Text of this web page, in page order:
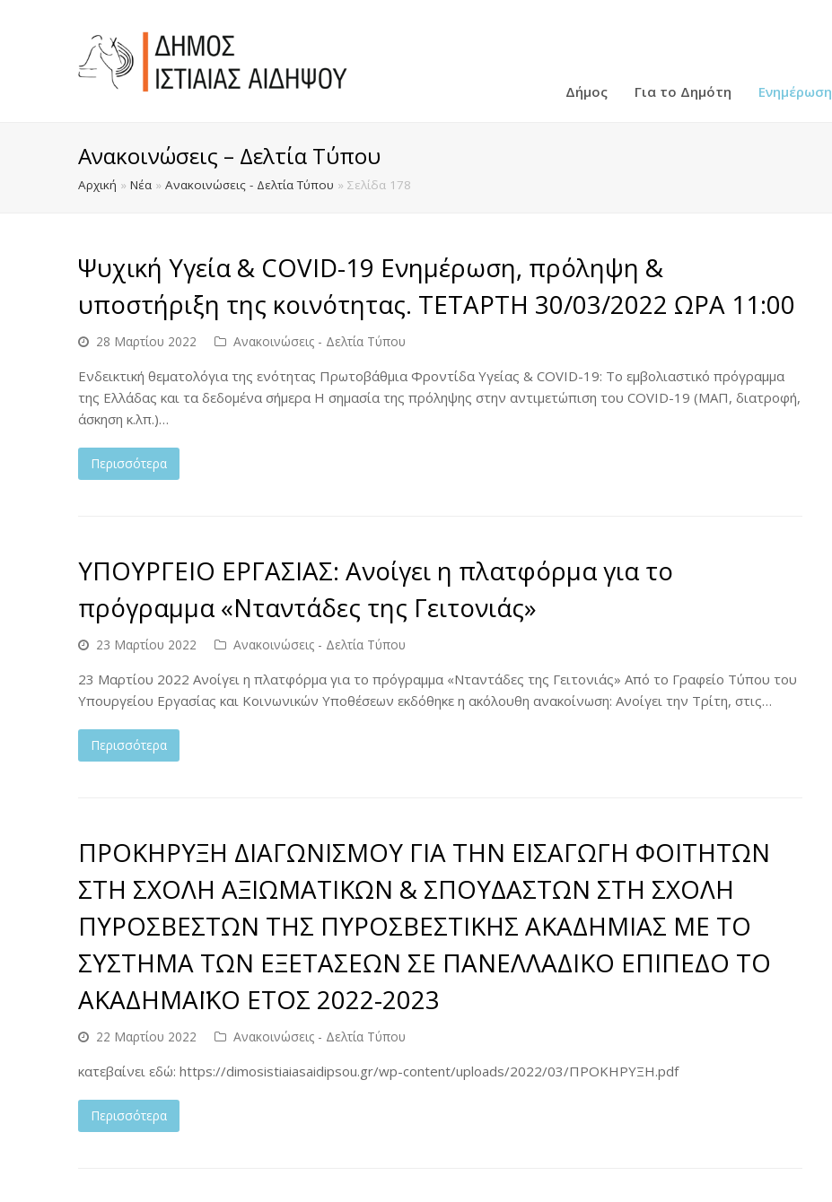
Δήμος Για το Δημότη Ενημέρωση
Ανακοινώσεις – Δελτία Τύπου
Αρχική » Νέα » Ανακοινώσεις - Δελτία Τύπου » Σελίδα 178
Ψυχική Υγεία & COVID-19 Ενημέρωση, πρόληψη &
υποστήριξη της κοινότητας. ΤΕΤΑΡΤΗ 30/03/2022 ΩΡΑ 11:00
28 Μαρτίου 2022 Ανακοινώσεις - Δελτία Τύπου
Ενδεικτική θεματολόγια της ενότητας Πρωτοβάθμια Φροντίδα Υγείας & COVID-19: Το εμβολιαστικό πρόγραμμα
της Ελλάδας και τα δεδομένα σήμερα Η σημασία της πρόληψης στην αντιμετώπιση του COVID-19 (ΜΑΠ, διατροφή,
άσκηση κ.λπ.)…
Περισσότερα
ΥΠΟΥΡΓΕΙΟ ΕΡΓΑΣΙΑΣ: Ανοίγει η πλατφόρμα για το
πρόγραμμα «Νταντάδες της Γειτονιάς»
23 Μαρτίου 2022 Ανακοινώσεις - Δελτία Τύπου
23 Μαρτίου 2022 Ανοίγει η πλατφόρμα για το πρόγραμμα «Νταντάδες της Γειτονιάς» Από το Γραφείο Τύπου του
Υπουργείου Εργασίας και Κοινωνικών Υποθέσεων εκδόθηκε η ακόλουθη ανακοίνωση: Ανοίγει την Τρίτη, στις…
Περισσότερα
ΠΡΟΚΗΡΥΞΗ ΔΙΑΓΩΝΙΣΜΟΥ ΓΙΑ ΤΗΝ ΕΙΣΑΓΩΓΗ ΦΟΙΤΗΤΩΝ
ΣΤΗ ΣΧΟΛΗ ΑΞΙΩΜΑΤΙΚΩΝ & ΣΠΟΥΔΑΣΤΩΝ ΣΤΗ ΣΧΟΛΗ
ΠΥΡΟΣΒΕΣΤΩΝ ΤΗΣ ΠΥΡΟΣΒΕΣΤΙΚΗΣ ΑΚΑΔΗΜΙΑΣ ΜΕ ΤΟ
ΣΥΣΤΗΜΑ ΤΩΝ ΕΞΕΤΑΣΕΩΝ ΣΕ ΠΑΝΕΛΛΑΔΙΚΟ ΕΠΙΠΕΔΟ ΤΟ
ΑΚΑΔΗΜΑΪΚΟ ΕΤΟΣ 2022-2023
22 Μαρτίου 2022 Ανακοινώσεις - Δελτία Τύπου
κατεβαίνει εδώ: https://dimosistiaiasaidipsou.gr/wp-content/uploads/2022/03/ΠΡΟΚΗΡΥΞΗ.pdf
Περισσότερα